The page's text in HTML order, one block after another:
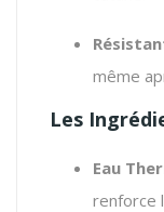
même
Les
Eau
renforce